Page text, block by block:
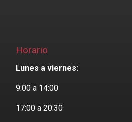
Horario
Lunes a viernes:
9:00 a 14:00
17:00 a 20:30